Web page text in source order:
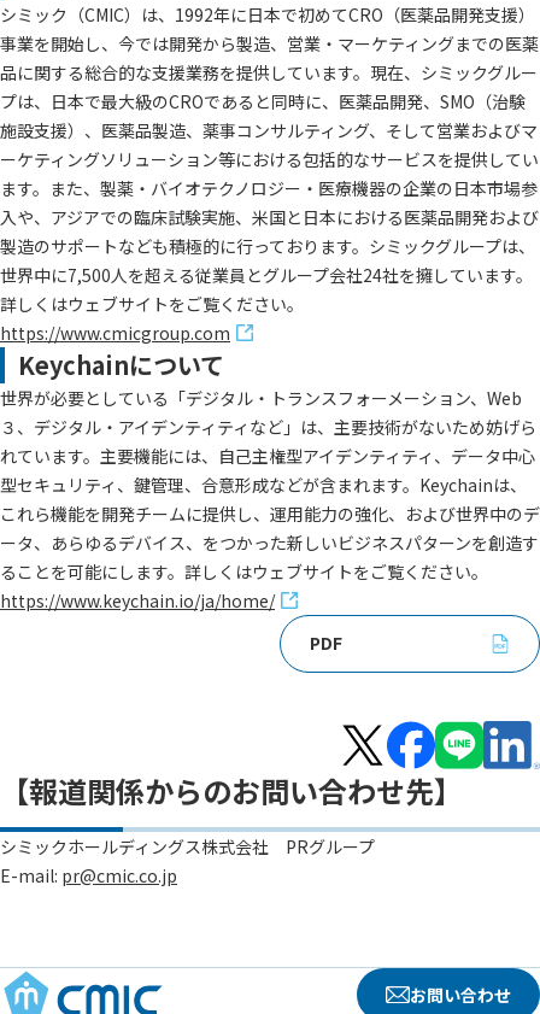
シミック（CMIC）は、1992年に日本で初めてCRO（医薬品開発支援）
事業を開始し、今では開発から製造、営業・マーケティングまでの医薬
品に関する総合的な支援業務を提供しています。現在、シミックグルー
プは、日本で最大級のCROであると同時に、医薬品開発、SMO（治験
施設支援）、医薬品製造、薬事コンサルティング、そして営業およびマ
ーケティングソリューション等における包括的なサービスを提供してい
ます。また、製薬・バイオテクノロジー・医療機器の企業の日本市場参
入や、アジアでの臨床試験実施、米国と日本における医薬品開発および
製造のサポートなども積極的に行っております。シミックグループは、
世界中に7,500人を超える従業員とグループ会社24社を擁しています。
詳しくはウェブサイトをご覧ください。
https://www.cmicgroup.com
Keychainについて
世界が必要としている「デジタル・トランスフォーメーション、Web
３、デジタル・アイデンティティなど」は、主要技術がないため妨げら
れています。主要機能には、自己主権型アイデンティティ、データ中心
型セキュリティ、鍵管理、合意形成などが含まれます。Keychainは、
これら機能を開発チームに提供し、運用能力の強化、および世界中のデ
ータ、あらゆるデバイス、をつかった新しいビジネスパターンを創造す
ることを可能にします。詳しくはウェブサイトをご覧ください。
https://www.keychain.io/ja/home/
PDF
【報道関係からのお問い合わせ先】
シミックホールディングス株式会社 PRグループ
E-mail: pr@cmic.co.jp
お問い合わせ